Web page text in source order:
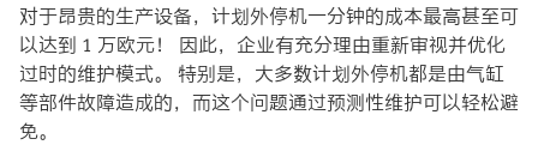
对于昂贵的生产设备，计划外停机一分钟的成本最高甚至可
以达到 1 万欧元！ 因此，企业有充分理由重新审视并优化
过时的维护模式。 特别是，大多数计划外停机都是由气缸
等部件故障造成的，而这个问题通过预测性维护可以轻松避
免。